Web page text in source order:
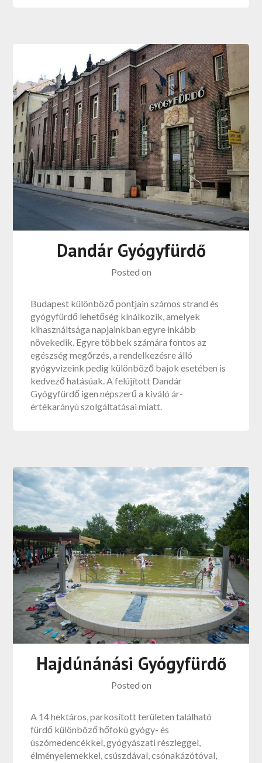
Dandár Gyógyfürdő
Posted on
Budapest különböző pontjain számos strand és
gyógyfürdő lehetőség kínálkozik, amelyek
kihasználtsága napjainkban egyre inkább
növekedik. Egyre többek számára fontos az
egészség megőrzés, a rendelkezésre álló
gyógyvizeink pedig különböző bajok esetében is
kedvező hatásúak. A felújított Dandár
Gyógyfürdő igen népszerű a kiváló ár-
értékarányú szolgáltatásai miatt.
Hajdúnánási Gyógyfürdő
Posted on
A 14 hektáros, parkosított területen található
fürdő különböző hőfokú gyógy- és
úszómedencékkel, gyógyászati részleggel,
élményelemekkel, csúszdával, csónakázótóval,